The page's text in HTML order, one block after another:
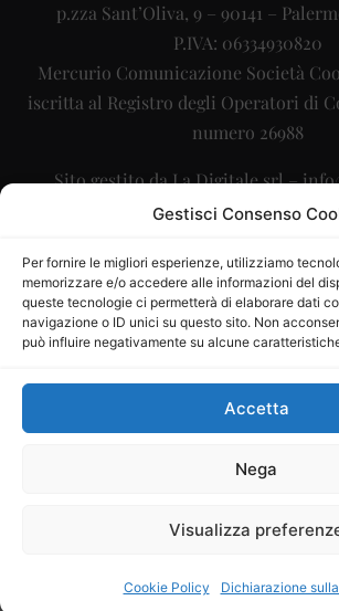
Gestisci Consenso
Per fornire le migliori esperienze, utilizziamo
memorizzare e/o accedere alle informazioni del
queste tecnologie ci permetterà di elaborare dati
navigazione o ID unici su questo sito. Non
può influire negativamente su alcune
Accetta
Nega
Visualizza
Cookie Policy Dichiarazione
p.zza Sant’Oliva, 9 – 90141 –
P.IVA: 06334930820
Mercurio Comunicazione Società
iscritta al Registro degli Operatori di
numero 26988
Sito gestito daLa Digitale srl–